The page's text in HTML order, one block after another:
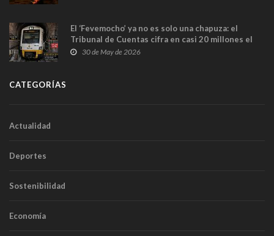
El ‘Fevemocho’ ya no es solo una chapuza: el
Tribunal de Cuentas cifra en casi 20 millones el
sobrecoste de los trenes que no cabían por los
30 de May de 2026
CATEGORÍAS
Actualidad
Deportes
Sostenibilidad
Economía